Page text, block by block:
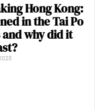
Hong Kong:
in the Tai Po
why did it